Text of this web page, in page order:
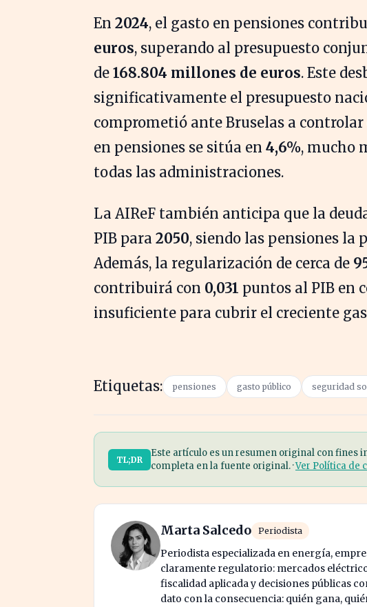
En 2024, el gasto en pensiones
euros, superando al presupuesto
de 168.804 millones de euros. Este
significativamente el presupuesto
comprometió ante Bruselas a
en pensiones se sitúa en 4,6%, mucho
todas las administraciones.
La AIReF también anticipa que la
PIB para 2050, siendo las pensiones la
Además, la regularización de cerca de
contribuirá con 0,031 puntos al PIB en
insuficiente para cubrir el creciente
Etiquetas: pensiones gasto público seguridad
TL;DR
Este artículo es un resumen original con fines
completa en la fuente original. ·Ver Política de
Marta Salcedo Periodista
Periodista especializada en energía,
claramente regulatorio: mercados
fiscalidad aplicada y decisiones públicas
dato con la consecuencia: quién gana,